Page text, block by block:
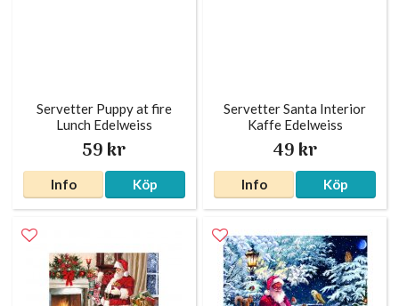
Servetter Puppy at fire
Lunch Edelweiss
59 kr
Info Köp
Servetter Santa Interior
Kaffe Edelweiss
49 kr
Info Köp